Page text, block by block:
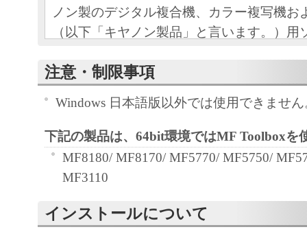
ノン製のデジタル複合機、カラー複写機お
（以下「キヤノン製品」と言います。）用
以下「本ソフトウェア」と言います。）を
す。）との間の契約書です。
お客様は、『同意』を示す下記のボタンを
点、または「本ソフトウェア」のインスト
をもって、本契約書に同意したことになり
お客様が本契約書に同意できない場合、「
ア」を使用することはできません。
注意・制限事項
Windows 日本語版以外では使用できません
下記の製品は、64bit環境ではMF Toolboxを
MF8180/ MF8170/ MF5770/ MF5750/
MF3110
インストールについて